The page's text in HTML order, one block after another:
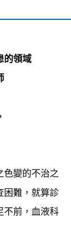
的領域
色變的不治之
困難，就算診
不前，血液科